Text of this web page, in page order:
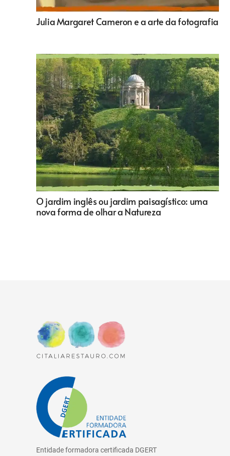
Julia Margaret Cameron e a arte da fotografia
O jardim inglês ou jardim paisagístico: uma
nova forma de olhar a Natureza
Entidade formadora certificada DGERT